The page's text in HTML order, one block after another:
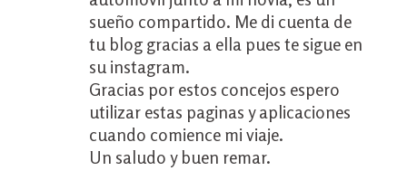
sueño compartido. Me di cuenta de
tu blog gracias a ella pues te sigue en
su instagram.
Gracias por estos concejos espero
utilizar estas paginas y aplicaciones
cuando comience mi viaje.
Un saludo y buen remar.